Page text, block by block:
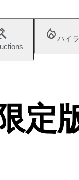
ハイ
定